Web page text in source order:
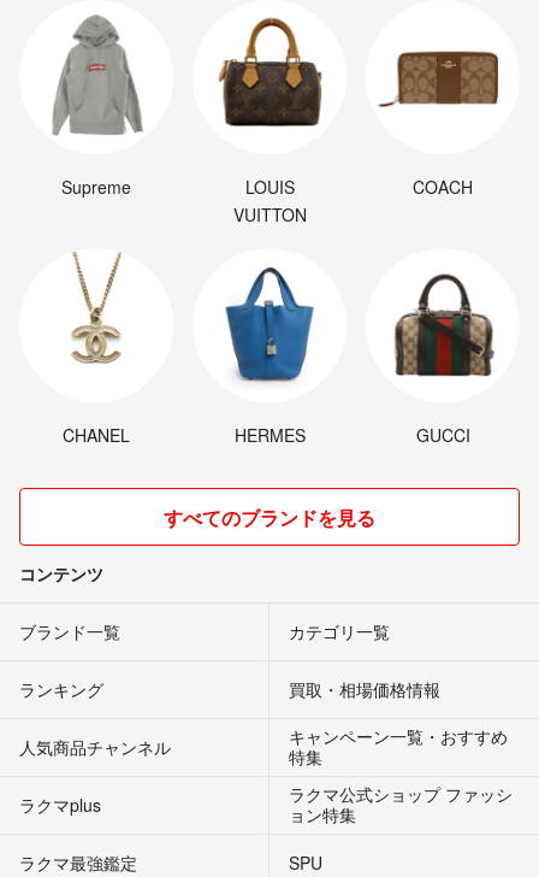
Supreme
LOUIS
VUITTON
COACH
CHANEL HERMES GUCCI
すべてのブランドを見る
コンテンツ
ブランド一覧 カテゴリ一覧
ランキング 買取・相場価格情報
人気商品チャンネル
キャンペーン一覧・おすすめ
特集
ラクマplus
ラクマ公式ショップ ファッシ
ョン特集
ラクマ最強鑑定
SPU